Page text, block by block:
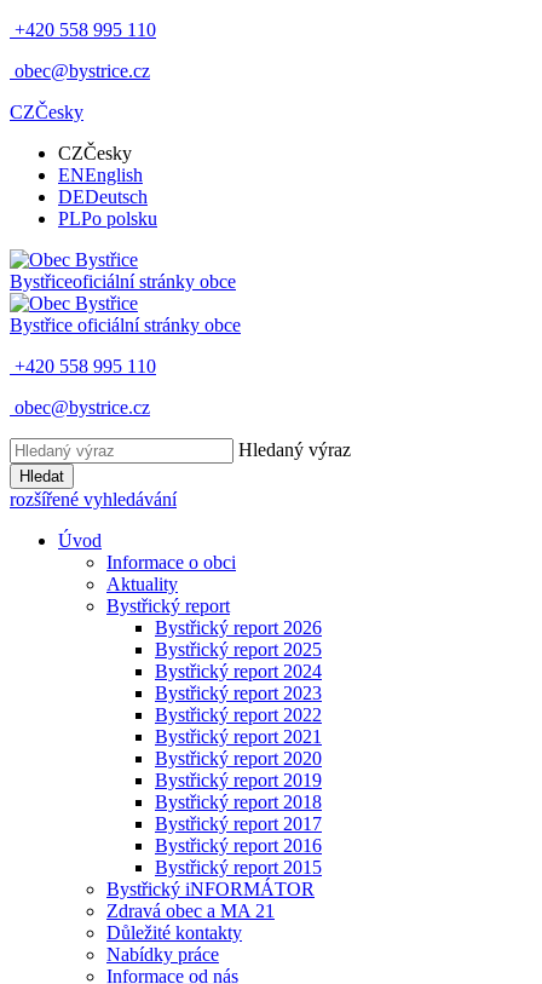
+420 558 995 110
obec@bystrice.cz
CZČesky
CZČesky
ENEnglish
DEDeutsch
PLPo polsku
Bystřiceoficiální stránky obce
Bystřice oficiální stránky obce
+420 558 995 110
obec@bystrice.cz
Hledaný výraz
Hledat
rozšířené vyhledávání
Úvod
Informace o obci
Aktuality
Bystřický report
Bystřický report 2026
Bystřický report 2025
Bystřický report 2024
Bystřický report 2023
Bystřický report 2022
Bystřický report 2021
Bystřický report 2020
Bystřický report 2019
Bystřický report 2018
Bystřický report 2017
Bystřický report 2016
Bystřický report 2015
Bystřický iNFORMÁTOR
Zdravá obec a MA 21
Důležité kontakty
Nabídky práce
Informace od nás